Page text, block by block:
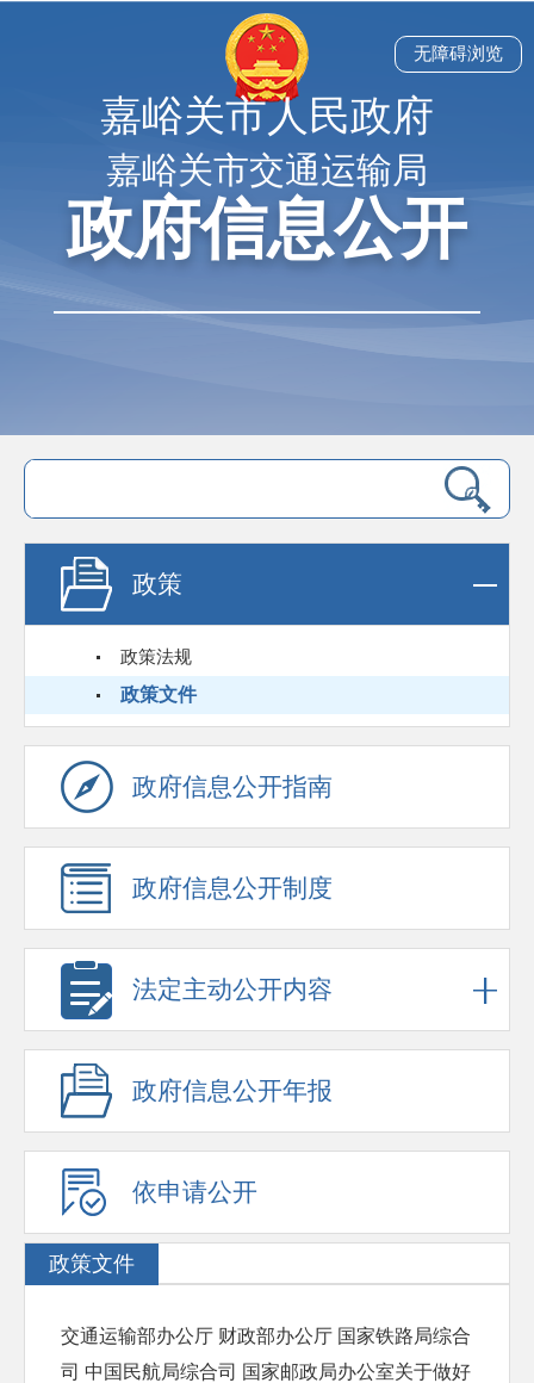
嘉峪关市人民政府
嘉峪关市交通运输局
政府信息公开
无障碍浏览
政策
政策法规
政策文件
政府信息公开指南
政府信息公开制度
法定主动公开内容
政府信息公开年报
依申请公开
政策文件
交通运输部办公厅 财政部办公厅 国家铁路局综合
司 中国民航局综合司 国家邮政局办公室关于做好